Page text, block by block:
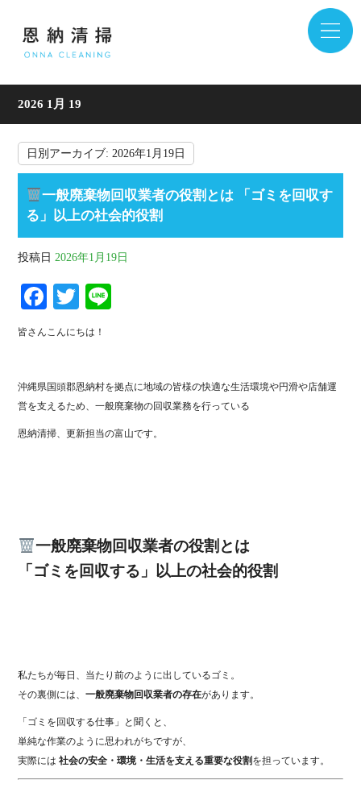
2026 1月 19
日別アーカイブ:2026年1月19日
一般廃棄物回収業者の役割とは 「ゴミを回収す
る」以上の社会的役割
投稿日 2026年1月19日
Fa
ce
ok
T
wi
r
皆さんこんにちは！
沖縄県国頭郡恩納村を拠点に地域の皆様の快適な生活環境や円滑や店舗運
営を支えるため、一般廃棄物の回収業務を行っている
恩納清掃、更新担当の富山です。
一般廃棄物回収業者の役割とは
「ゴミを回収する」以上の社会的役割
私たちが毎日、当たり前のように出しているゴミ。
その裏側には、一般廃棄物回収業者の存在があります。
「ゴミを回収する仕事」と聞くと、
単純な作業のように思われがちですが、
実際には社会の安全・環境・生活を支える重要な役割 を担っています。